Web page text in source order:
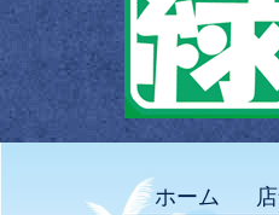
ホーム